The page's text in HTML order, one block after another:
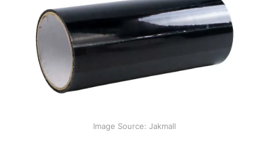
Image Source: Jakmall